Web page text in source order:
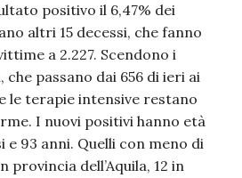
positivo il 6,47% dei
altri 15 decessi, che fanno
a 2.227. Scendono i
passano dai 656 di ieri ai
le terapie intensive restano
I nuovi positivi hanno età
e 93 anni. Quelli con meno di
provincia dell’Aquila, 12 in